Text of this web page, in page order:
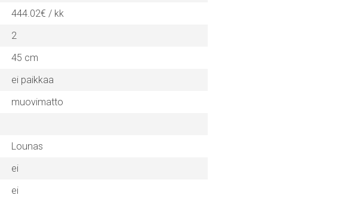
444.02€ / kk
2
45 cm
ei paikkaa
muovimatto
Lounas
ei
ei